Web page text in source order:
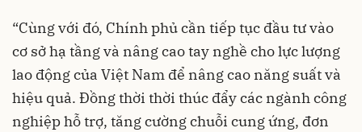
“Cùng với đó, Chính phủ cần tiếp tục đầu tư vào
cơ sở hạ tầng và nâng cao tay nghề cho lực lượng
lao động của Việt Nam để nâng cao năng suất và
hiệu quả. Đồng thời thời thúc đẩy các ngành công
nghiệp hỗ trợ, tăng cường chuỗi cung ứng, đơn